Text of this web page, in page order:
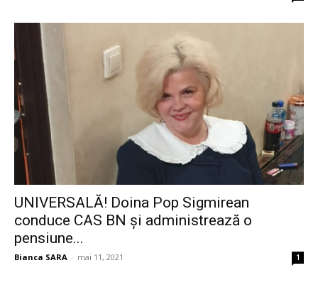
UNIVERSALĂ! Doina Pop Sigmirean
conduce CAS BN și administrează o
pensiune...
Bianca SARA - mai 11, 2021 1